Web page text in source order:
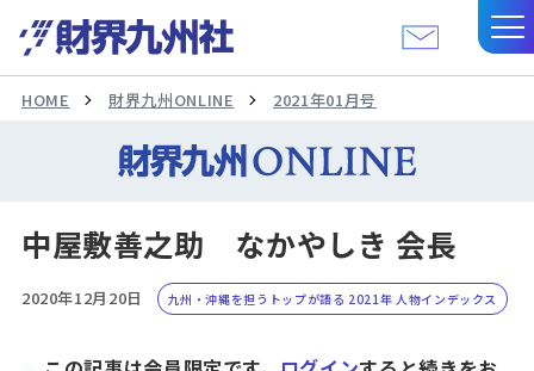
HOME 財界九州ONLINE 2021年01月号
中屋敷善之助 なかやしき 会長
2020年12月20日 九州・沖縄を担うトップが語る 2021年 人物インデックス